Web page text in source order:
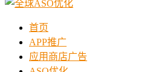
首页
APP推广
应用商店广告